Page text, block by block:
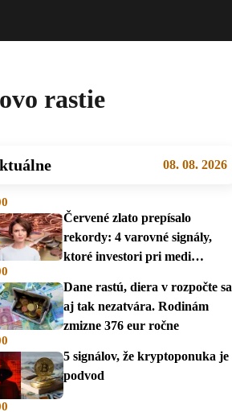
rastie
08. 08. 2026
Červené zlato prepísalo
rekordy: 4 varovné signály,
ktoré investori pri medi
Dane rastú, diera v rozpočte sa
aj tak nezatvára. Rodinám
zmizne 376 eur ročne
5 signálov, že kryptoponuka je
podvod